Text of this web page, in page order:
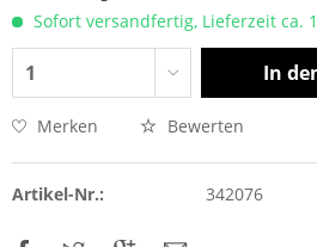
Sofort versandfertig, Lieferzeit ca.
In
Merken Bewerten
Artikel-Nr.: 342076